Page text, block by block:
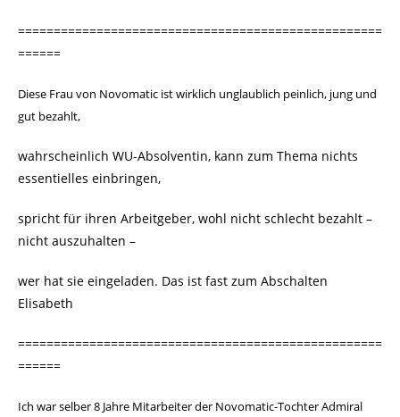
===================================================
======
Diese Frau von Novomatic ist wirklich unglaublich peinlich, jung und
gut bezahlt,
wahrscheinlich WU-Absolventin, kann zum Thema nichts
essentielles einbringen,
spricht für ihren Arbeitgeber, wohl nicht schlecht bezahlt –
nicht auszuhalten –
wer hat sie eingeladen. Das ist fast zum Abschalten
Elisabeth
===================================================
======
Ich war selber 8 Jahre Mitarbeiter der Novomatic-Tochter Admiral